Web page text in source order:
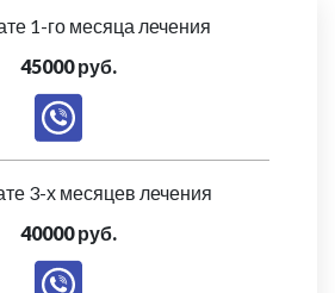
1-го месяца лечения
45000 руб.
3-х месяцев лечения
40000 руб.